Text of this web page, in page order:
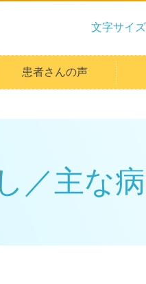
文字サイズ
患者さんの声
／主な